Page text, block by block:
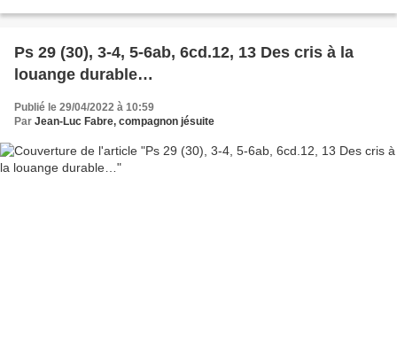
Ps 29 (30), 3-4, 5-6ab, 6cd.12, 13 Des cris à la
louange durable…
Publié le 29/04/2022 à 10:59
Par Jean-Luc Fabre, compagnon jésuite